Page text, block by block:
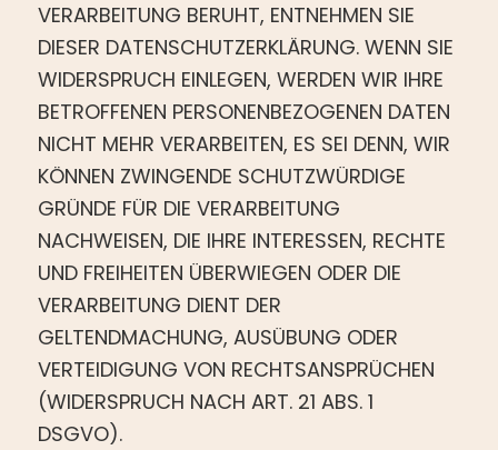
VERARBEITUNG BERUHT, ENTNEHMEN SIE
DIESER DATENSCHUTZERKLÄRUNG. WENN SIE
WIDERSPRUCH EINLEGEN, WERDEN WIR IHRE
BETROFFENEN PERSONENBEZOGENEN DATEN
NICHT MEHR VERARBEITEN, ES SEI DENN, WIR
KÖNNEN ZWINGENDE SCHUTZWÜRDIGE
GRÜNDE FÜR DIE VERARBEITUNG
NACHWEISEN, DIE IHRE INTERESSEN, RECHTE
UND FREIHEITEN ÜBERWIEGEN ODER DIE
VERARBEITUNG DIENT DER
GELTENDMACHUNG, AUSÜBUNG ODER
VERTEIDIGUNG VON RECHTSANSPRÜCHEN
(WIDERSPRUCH NACH ART. 21 ABS. 1
DSGVO).